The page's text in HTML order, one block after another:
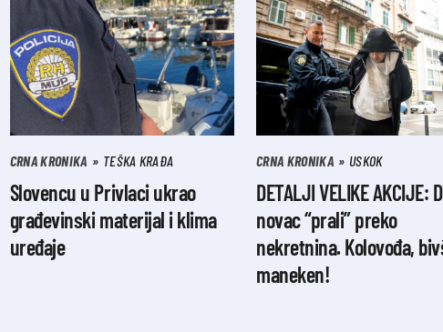
CRNA KRONIKA TEŠKA KRAĐA
Slovencu u Privlaci ukrao
građevinski materijal i klima
uređaje
CRNA KRONIKA USKOK
DETALJI VELIKE AKCIJE:
novac “prali” preko
nekretnina. Kolovođa,
maneken!